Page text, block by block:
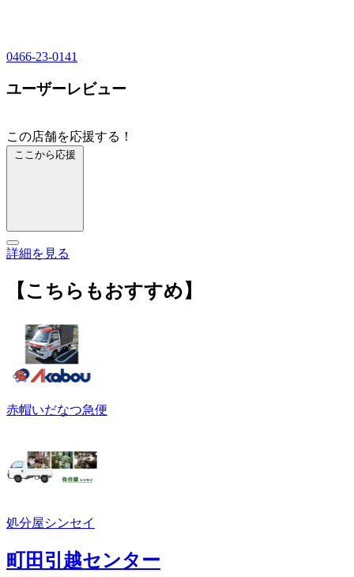
0466-23-0141
ユーザーレビュー
この店舗を応援する！
ここから応援
詳細を見る
【こちらもおすすめ】
赤帽いだなつ急便
処分屋シンセイ
町田引越センター